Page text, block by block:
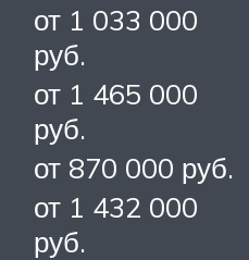
от 1 033 000
руб.
от 1 465 000
руб.
от 870 000 руб.
от 1 432 000
руб.